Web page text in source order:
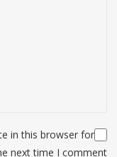
in this browser for
next time I comment.